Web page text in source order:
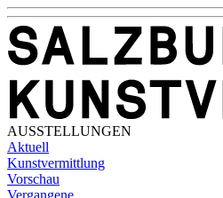
AUSSTELLUNGEN
Aktuell
Kunstvermittlung
Vorschau
Vergangene